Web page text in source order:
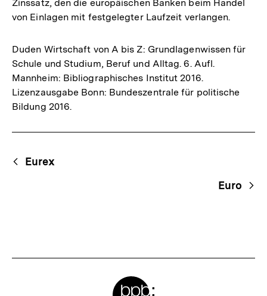
Zinssatz, den die europäischen Banken beim Handel
von Einlagen mit festgelegter Laufzeit verlangen.
Duden Wirtschaft von A bis Z: Grundlagenwissen für
Schule und Studium, Beruf und Alltag. 6. Aufl.
Mannheim: Bibliographisches Institut 2016.
Lizenzausgabe Bonn: Bundeszentrale für politische
Bildung 2016.
Begriffsnavigation
Content-
Navigation
Eurex
Euro